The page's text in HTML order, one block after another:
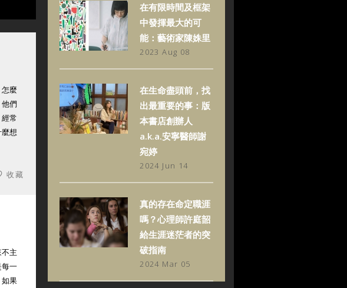
麼
們
常
想
收藏
主
一
果
在有限時間及框架
中發揮最大的可
能：藝術家陳姝里
2023 Aug 08
在生命盡頭前，找
出最重要的事：版
本書店創辦人
a.k.a.安寧醫師謝
宛婷
2024 Jun 14
真的存在命定職涯
嗎？心理師許庭韶
給生涯迷茫者的突
破指南
2024 Mar 05